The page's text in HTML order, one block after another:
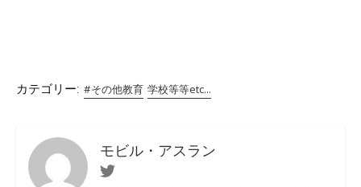
カテゴリー: #その他教育 学校等等etc...
モビル・アスラン
Twitter